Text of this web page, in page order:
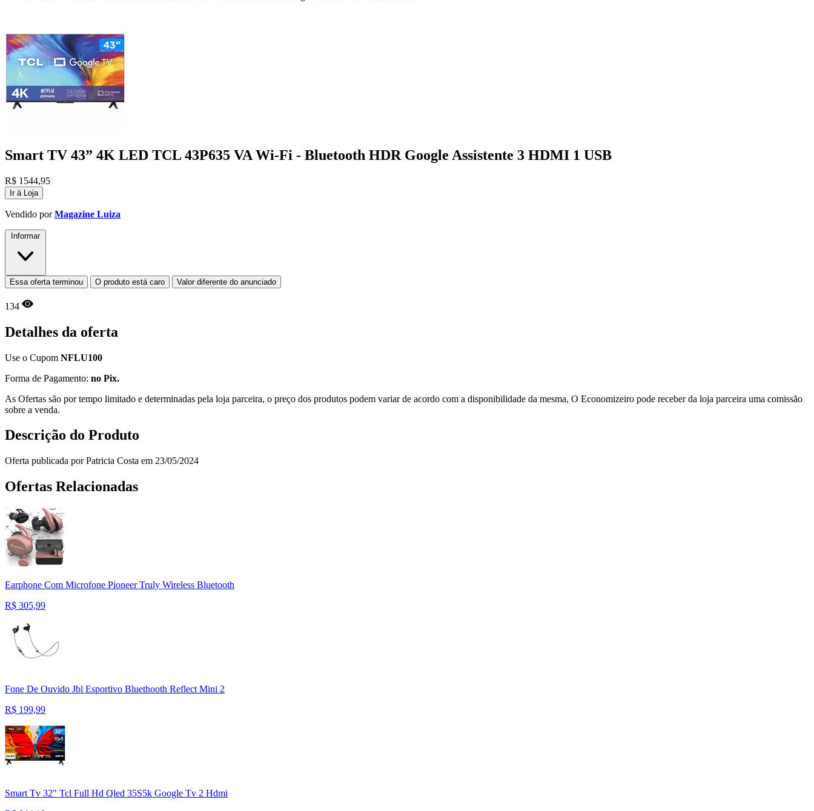
Smart TV 43” 4K LED TCL 43P635 VA Wi-Fi - Bluetooth HDR Google Assistente 3 HDMI 1 USB
R$ 1544,95
Ir à Loja
Vendido porMagazine Luiza
Informar
Essa oferta terminou O produto está caro Valor diferente do anunciado
134
Detalhes da oferta
Use o Cupom NFLU100
Forma de Pagamento: no Pix.
As Ofertas são por tempo limitado e determinadas pela loja parceira, o preço dos produtos podem variar de acordo com a disponibilidade da mesma, O Economizeiro pode receber da loja parceira uma comissão
sobre a venda.
Descrição do Produto
Oferta publicada por Patricia Costa em 23/05/2024
Ofertas Relacionadas
Earphone Com Microfone Pioneer Truly Wireless Bluetooth
R$ 305,99
Fone De Ouvido Jbl Esportivo Bluethooth Reflect Mini 2
R$ 199,99
Smart Tv 32" Tcl Full Hd Qled 35S5k Google Tv 2 Hdmi